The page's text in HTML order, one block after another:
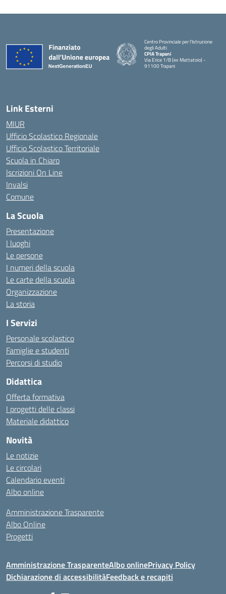
Centro Provinciale per l'Istruzione
degli Adulti
CPIA Trapani
Via Erice 1/B (ex Mattatoio) -
91100 Trapani
Link Esterni
MIUR
Ufficio Scolastico Regionale
Ufficio Scolastico Territoriale
Scuola in Chiaro
Iscrizioni On Line
Invalsi
Comune
La Scuola
Presentazione
I luoghi
Le persone
I numeri della scuola
Le carte della scuola
Organizzazione
La storia
I Servizi
Personale scolastico
Famiglie e studenti
Percorsi di studio
Didattica
Offerta formativa
I progetti delle classi
Materiale didattico
Novità
Le notizie
Le circolari
Calendario eventi
Albo online
Amministrazione Trasparente
Albo Online
Progetti
Amministrazione TrasparenteAlbo onlinePrivacy Policy
Dichiarazione di accessibilitàFeedback e recapiti